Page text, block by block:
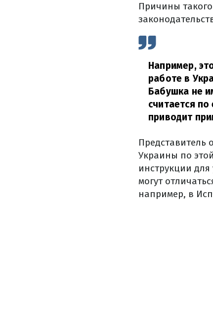
Причины
Например,
работе в
Бабушка не
считается
приводит
Представитель
Украины по
инструкции
могут
например, в